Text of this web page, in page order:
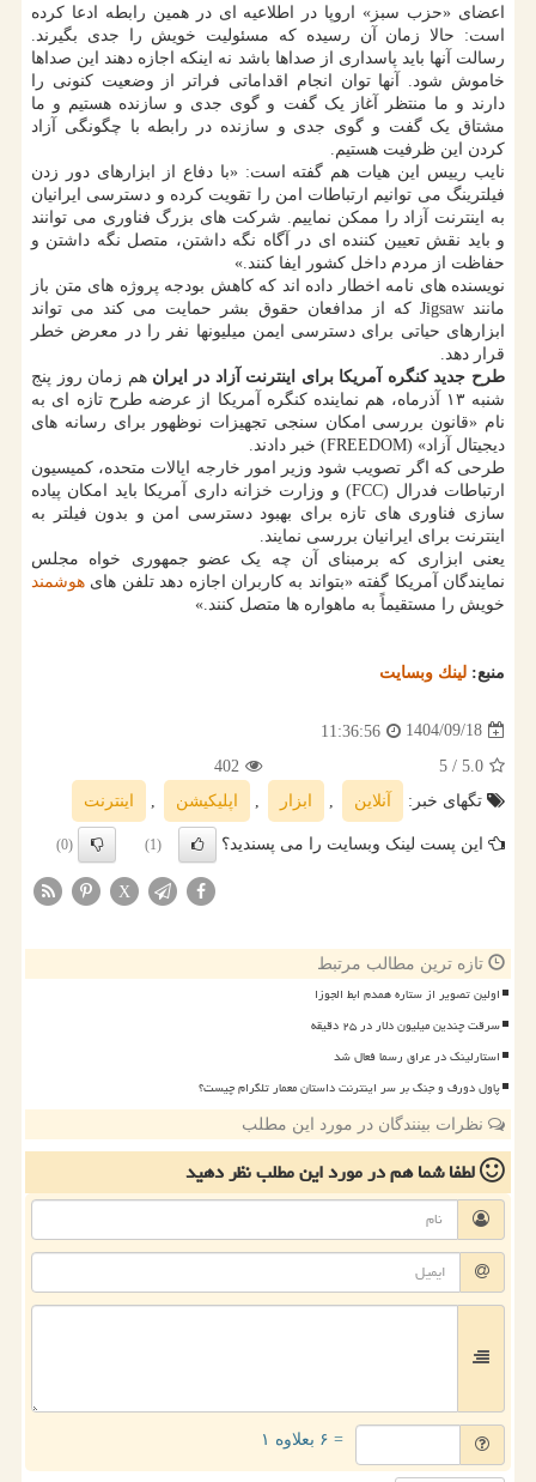
اعضای «حزب سبز» اروپا در اطلاعیه ای در همین رابطه ادعا کرده
است: حالا زمان آن رسیده که مسئولیت خویش را جدی بگیرند.
رسالت آنها باید پاسداری از صداها باشد نه اینکه اجازه دهند این صداها
خاموش شود. آنها توان انجام اقداماتی فراتر از وضعیت کنونی را
دارند و ما منتظر آغاز یک گفت و گوی جدی و سازنده هستیم و ما
مشتاق یک گفت و گوی جدی و سازنده در رابطه با چگونگی آزاد
کردن این ظرفیت هستیم.
نایب رییس این هیات هم گفته است: «با دفاع از ابزارهای دور زدن
فیلترینگ می توانیم ارتباطات امن را تقویت کرده و دسترسی ایرانیان
به اینترنت آزاد را ممکن نماییم. شرکت های بزرگ فناوری می توانند
و باید نقش تعیین کننده ای در آگاه نگه داشتن، متصل نگه داشتن و
حفاظت از مردم داخل کشور ایفا کنند.»
نویسنده های نامه اخطار داده اند که کاهش بودجه پروژه های متن باز
مانند Jigsaw که از مدافعان حقوق بشر حمایت می کند می تواند
ابزارهای حیاتی برای دسترسی ایمن میلیونها نفر را در معرض خطر
قرار دهد.
طرح جدید کنگره آمریکا برای اینترنت آزاد در ایران هم زمان روز پنج
شنبه ۱۳ آذرماه، هم نماینده کنگره آمریکا از عرضه طرح تازه ای به
نام «قانون بررسی امکان سنجی تجهیزات نوظهور برای رسانه های
دیجیتال آزاد» (FREEDOM) خبر دادند.
طرحی که اگر تصویب شود وزیر امور خارجه ایالات متحده، کمیسیون
ارتباطات فدرال (FCC) و وزارت خزانه داری آمریکا باید امکان پیاده
سازی فناوری های تازه برای بهبود دسترسی امن و بدون فیلتر به
اینترنت برای ایرانیان بررسی نمایند.
یعنی ابزاری که برمبنای آن چه یک عضو جمهوری خواه مجلس
نمایندگان آمریکا گفته «بتواند به کاربران اجازه دهد تلفن های هوشمند
خویش را مستقیماً به ماهواره ها متصل کنند.»
منبع: لینك وبسایت
1404/09/18
11:36:56
5.0
/ 5
402
تگهای خبر:
آنلاین ابزار اپلیكیشن اینترنت
این پست لینک وبسایت را می پسندید؟ (1)
(0)
X
تازه ترین مطالب مرتبط
اولین تصویر از ستاره همدم ابط الجوزا
سرقت چندین میلیون دلار در ۲۵ دقیقه
استارلینک در عراق رسما فعال شد
پاول دورف و جنگ بر سر اینترنت داستان معمار تلگرام چیست؟
نظرات بینندگان در مورد این مطلب
لطفا شما همدر مورد این مطلبنظر دهید
= ۶ بعلاوه ۱